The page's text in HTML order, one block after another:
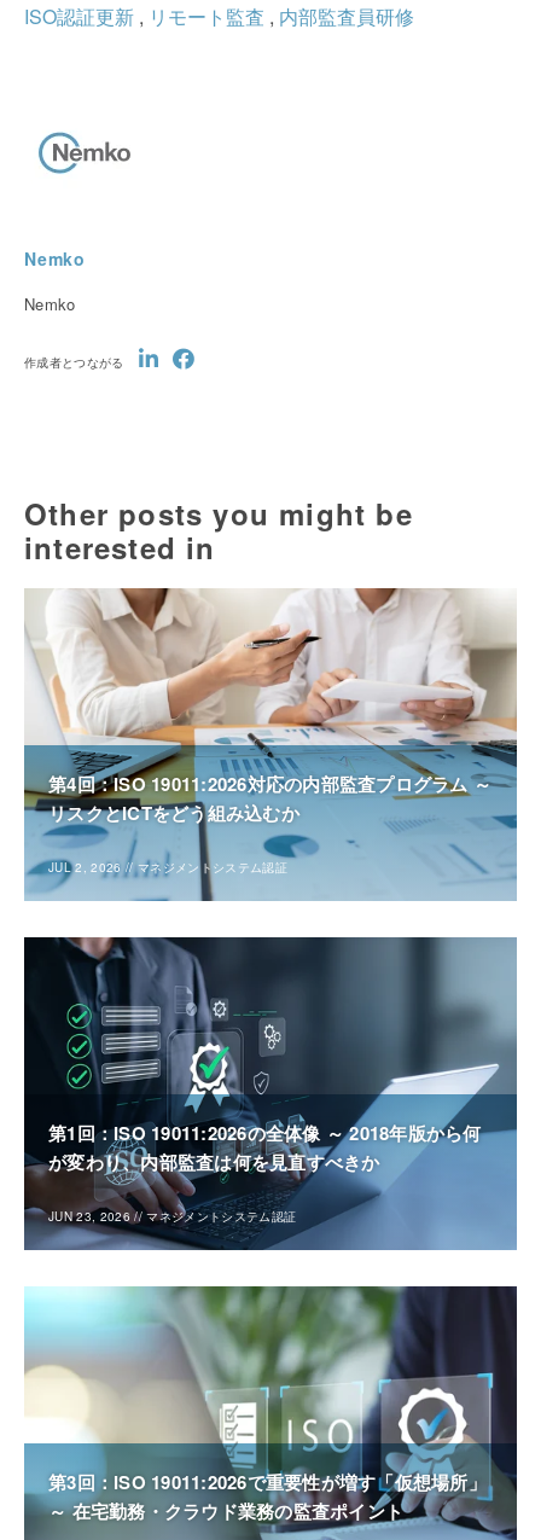
ISO認証更新 , リモート監査 , 内部監査員研修
Nemko
Nemko
作成者とつながる
Other posts you might be
interested in
第4回：ISO 19011:2026対応の内部監査プログラム ～
リスクとICTをどう組み込むか
JUL 2, 2026 //マネジメントシステム認証
第1回：ISO 19011:2026の全体像 ～ 2018年版から何
が変わり、内部監査は何を見直すべきか
JUN 23, 2026 //マネジメントシステム認証
第3回：ISO 19011:2026で重要性が増す「仮想場所」
～ 在宅勤務・クラウド業務の監査ポイント